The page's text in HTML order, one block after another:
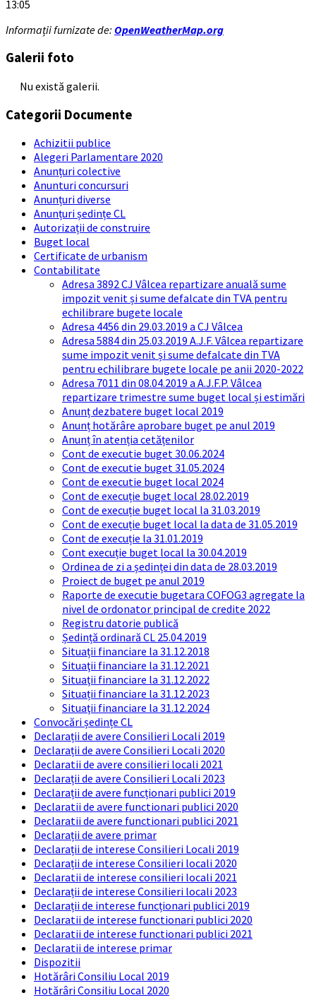
13:05
Informații furnizate de: OpenWeatherMap.org
Galerii foto
Nu există galerii.
Categorii Documente
Achizitii publice
Alegeri Parlamentare 2020
Anunțuri colective
Anunturi concursuri
Anunțuri diverse
Anunțuri ședințe CL
Autorizații de construire
Buget local
Certificate de urbanism
Contabilitate
Adresa 3892 CJ Vâlcea repartizare anuală sume
impozit venit și sume defalcate din TVA pentru
echilibrare bugete locale
Adresa 4456 din 29.03.2019 a CJ Vâlcea
Adresa 5884 din 25.03.2019 A.J.F. Vâlcea repartizare
sume impozit venit și sume defalcate din TVA
pentru echilibrare bugete locale pe anii 2020-2022
Adresa 7011 din 08.04.2019 a A.J.F.P. Vâlcea
repartizare trimestre sume buget local și estimări
Anunț dezbatere buget local 2019
Anunț hotărâre aprobare buget pe anul 2019
Anunț în atenția cetățenilor
Cont de executie buget 30.06.2024
Cont de executie buget 31.05.2024
Cont de executie buget local 2024
Cont de execuție buget local 28.02.2019
Cont de execuție buget local la 31.03.2019
Cont de execuție buget local la data de 31.05.2019
Cont de execuție la 31.01.2019
Cont execuție buget local la 30.04.2019
Ordinea de zi a ședinței din data de 28.03.2019
Proiect de buget pe anul 2019
Raporte de executie bugetara COFOG3 agregate la
nivel de ordonator principal de credite 2022
Registru datorie publică
Ședință ordinară CL 25.04.2019
Situații financiare la 31.12.2018
Situaţii financiare la 31.12.2021
Situaţii financiare la 31.12.2022
Situații financiare la 31.12.2023
Situaţii financiare la 31.12.2024
Convocări ședințe CL
Declarații de avere Consilieri Locali 2019
Declarații de avere Consilieri Locali 2020
Declaratii de avere consilieri locali 2021
Declarații de avere Consilieri Locali 2023
Declarații de avere funcționari publici 2019
Declaratii de avere functionari publici 2020
Declaratii de avere functionari publici 2021
Declarații de avere primar
Declarații de interese Consilieri Locali 2019
Declarații de interese Consilieri locali 2020
Declaratii de interese consilieri locali 2021
Declarații de interese Consilieri locali 2023
Declarații de interese funcționari publici 2019
Declaratii de interese functionari publici 2020
Declaratii de interese functionari publici 2021
Declaratii de interese primar
Dispozitii
Hotărâri Consiliu Local 2019
Hotărâri Consiliu Local 2020